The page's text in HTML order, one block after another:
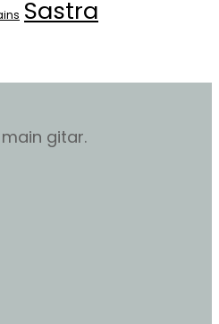
Sastra
gitar.